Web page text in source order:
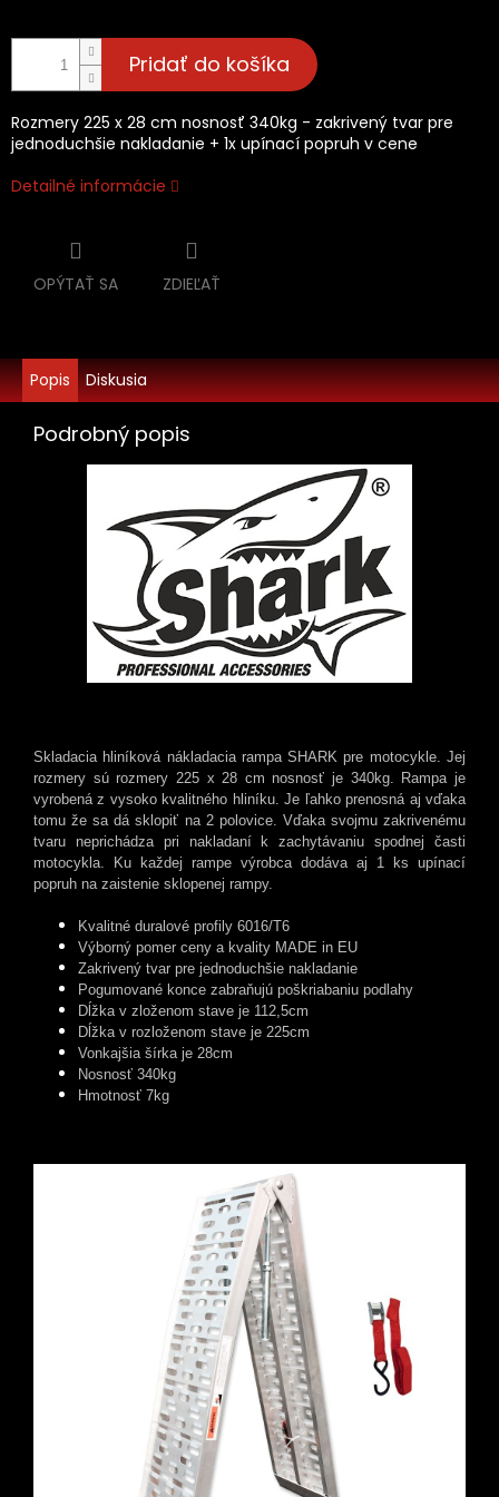
Pridať do košíka
Rozmery 225 x 28 cm nosnosť 340kg - zakrivený tvar pre
jednoduchšie nakladanie + 1x upínací popruh v cene
Detailné informácie
OPÝTAŤ SA ZDIEĽAŤ
Popis Diskusia
Podrobný popis
Skladacia hliníková nákladacia rampa SHARK pre motocykle. Jej
rozmery sú rozmery 225 x 28 cm nosnosť je 340kg. Rampa je
vyrobená z vysoko kvalitného hliníku. Je ľahko prenosná aj vďaka
tomu že sa dá sklopiť na 2 polovice. Vďaka svojmu zakrivenému
tvaru neprichádza pri nakladaní k zachytávaniu spodnej časti
motocykla. Ku každej rampe výrobca dodáva aj 1 ks upínací
popruh na zaistenie sklopenej rampy.
Kvalitné duralové profily 6016/T6
Výborný pomer ceny a kvality MADE in EU
Zakrivený tvar pre jednoduchšie nakladanie
Pogumované konce zabraňujú poškriabaniu podlahy
Dĺžka v zloženom stave je 112,5cm
Dĺžka v rozloženom stave je 225cm
Vonkajšia šírka je 28cm
Nosnosť 340kg
Hmotnosť 7kg